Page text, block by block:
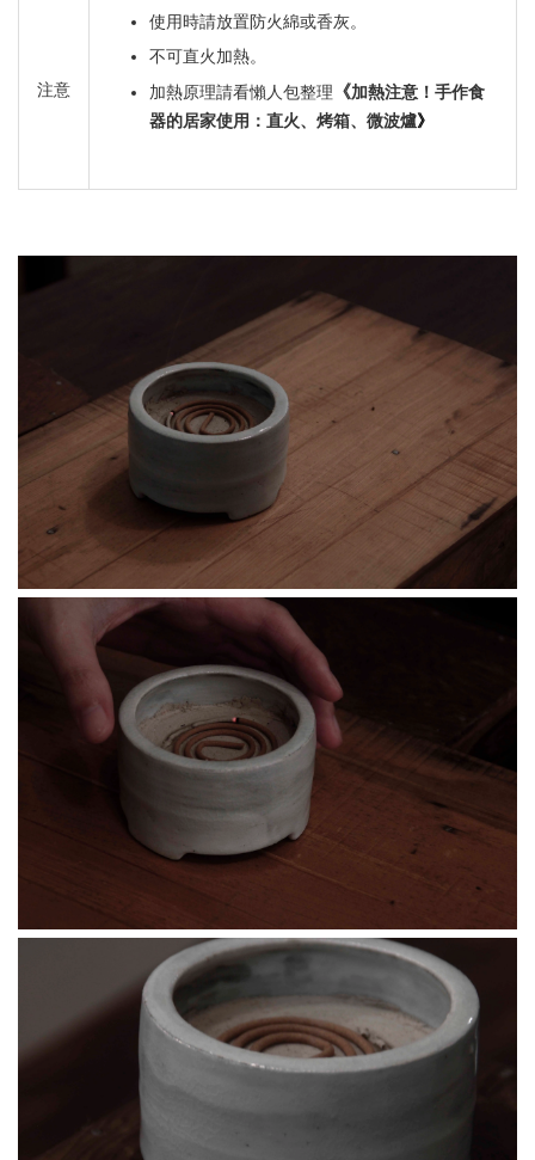
注意
使用時請放置防火綿或香灰。
不可直火加熱。
加熱原理請看懶人包整理 《加熱注意！手作食
器的居家使用：直火、烤箱、微波爐》